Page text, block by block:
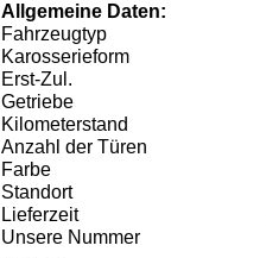
Allgemeine Daten:
Fahrzeugtyp
Karosserieform
Erst-Zul.
Getriebe
Kilometerstand
Anzahl der Türen
Farbe
Standort
Lieferzeit
Unsere Nummer